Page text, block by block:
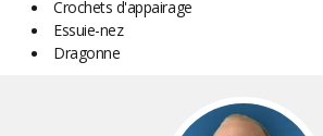
Crochets d'appairage
Essuie-nez
Dragonne